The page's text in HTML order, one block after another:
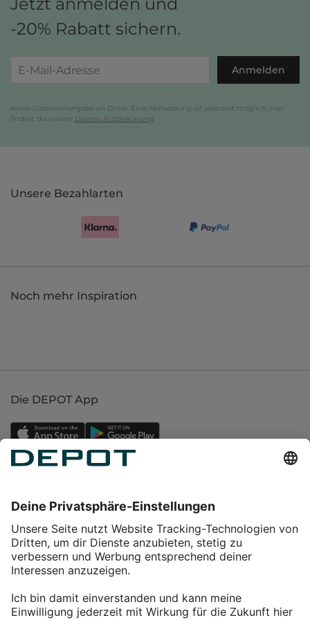
-20% Rabatt sichern.
Anmelden
Keine Datenweitergabe an Dritte. Eine Abmeldung ist jederzeit möglich. Hier
findest du unsere Datenschutzerklärung
Unsere Bezahlarten
Noch mehr Inspiration
Die DEPOT App
Service
Über DEPOT
Kontakt